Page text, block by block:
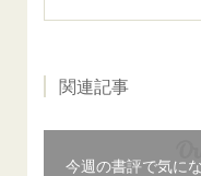
関連記事
今週の書評で気に